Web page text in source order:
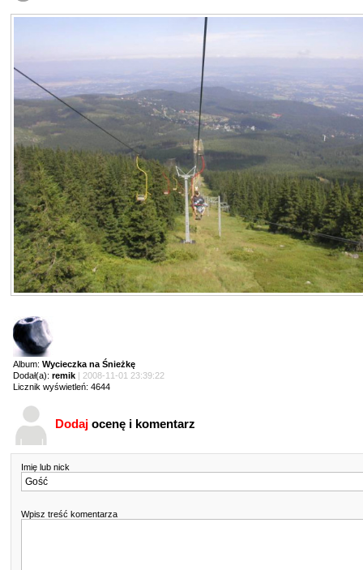
Album: Wycieczka na Śnieżkę
Dodał(a): remik | 2008-11-01 23:39:22
Licznik wyświetleń: 4644
Dodaj ocenę i komentarz
Imię lub nick
Wpisz treść komentarza